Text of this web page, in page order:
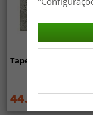
Tapete Wilton -
44.99 €